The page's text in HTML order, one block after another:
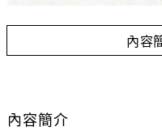
內容
內容簡介